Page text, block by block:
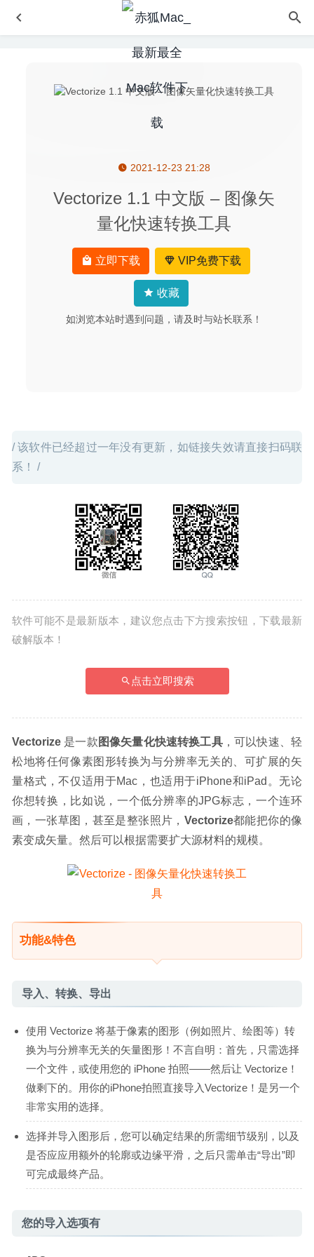
2021-12-23 21:28
Vectorize 1.1 中文版 – 图像矢
量化快速转换工具
立即下载 VIP免费下载
收藏
如浏览本站时遇到问题，请及时与站长联系！
/ 该软件已经超过一年没有更新，如链接失效请直接扫码联
系！ /
软件可能不是最新版本，建议您点击下方搜索按钮，下载最新
破解版本！
点击立即搜索
Vectorize 是一款 图像矢量化快速转换工具，可以快速、轻
松地将任何像素图形转换为与分辨率无关的、可扩展的矢
量格式，不仅适用于Mac，也适用于iPhone和iPad。无论
你想转换，比如说，一个低分辨率的JPG标志，一个连环
画，一张草图，甚至是整张照片， Vectorize都能把你的像
素变成矢量。然后可以根据需要扩大源材料的规模。
功能&特色
导入、转换、导出
使用 Vectorize 将基于像素的图形（例如照片、绘图等）转
换为与分辨率无关的矢量图形！不言自明：首先，只需选择
一个文件，或使用您的 iPhone 拍照——然后让 Vectorize！
做剩下的。用你的iPhone拍照直接导入Vectorize！是另一个
非常实用的选择。
选择并导入图形后，您可以确定结果的所需细节级别，以及
是否应应用额外的轮廓或边缘平滑，之后只需单击“导出”即
可完成最终产品。
您的导入选项有
MediaHuman YouTube To MP3 Converter 3.9.9.92 中文版
File Multi Tool 6.22 – 文件创建/修改日期编辑 2020-04-17
BetterTouchTool 5.736 中文版-超级强大的鼠标触控板增强
2025-10-30
Allavsoft Video Downloader Converter 3.22.6.7466 – 专业
2020-06-10
PhoneClean Pro 5.6.3.20240904 中文版–iOS设备垃圾清
理和优化工具 2024-09-08